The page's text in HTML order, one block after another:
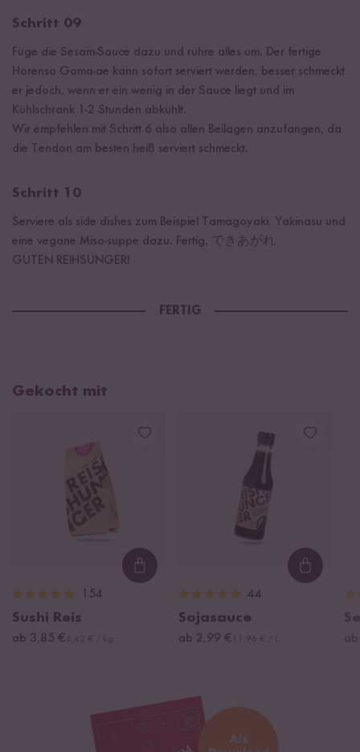
Schritt 09
Füge die Sesam-Sauce dazu und rühre alles um. Der fertige
Horenso Goma-ae kann sofort serviert werden, besser schmeckt
er jedoch, wenn er ein wenig in der Sauce liegt und im
Kühlschrank 1-2 Stunden abkühlt.
Wir empfehlen mit Schritt 6 also allen Beilagen anzufangen, da
die Tendon am besten heiß serviert schmeckt.
Schritt 10
Serviere als side dishes zum Beispiel Tamagoyaki, Yakinasu und
eine vegane Miso-suppe dazu. Fertig, できあが​れ
GUTEN REIHSUNGER!
FERTIG
Gekocht mit
Loading...
154
Sushi Reis
ab 3,85 €
44
Sojasauce
ab 2,99 €